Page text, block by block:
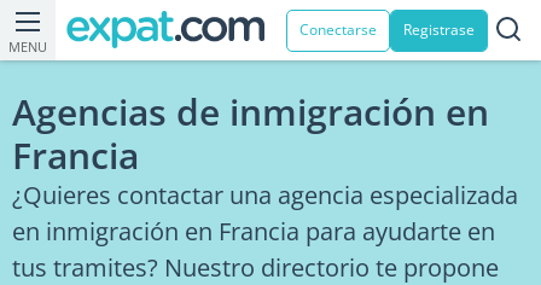
MENU
Conectarse Registrase
Agencias de inmigración en
Francia
¿Quieres contactar una agencia especializada
en inmigración en Francia para ayudarte en
tus tramites? Nuestro directorio te propone